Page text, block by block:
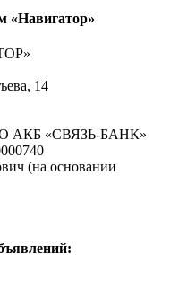
«Навигатор»
14
«СВЯЗЬ-БАНК»
(на основании